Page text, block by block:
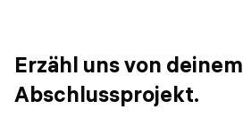
Erzähl uns von deinem
Abschlussprojekt.